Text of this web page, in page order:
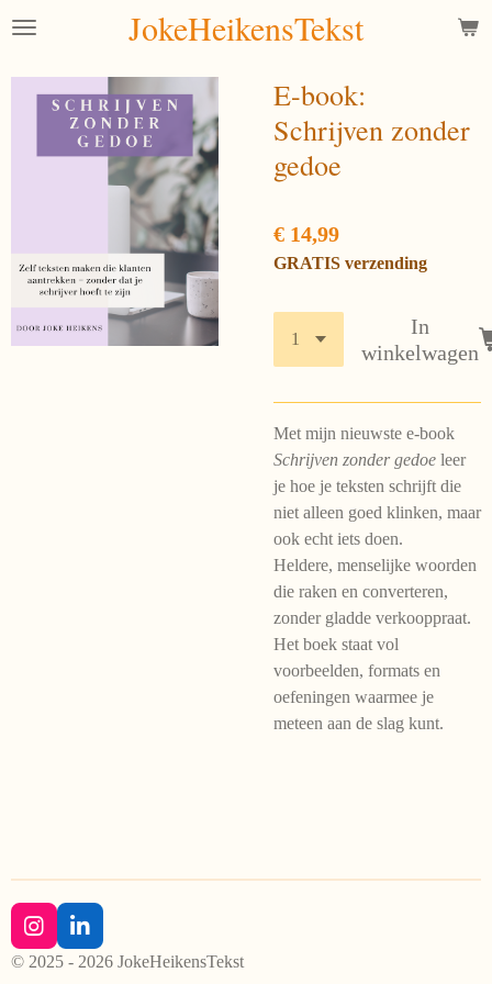
Ga
naar
hoofdinhoud
JokeHeikensTekst
E-book:
Schrijven zonder
gedoe
€ 14,99
GRATIS verzending
In
winkelwagen
Met mijn nieuwste e-book
Schrijven zonder gedoe leer
je hoe je teksten schrijft die
niet alleen goed klinken, maar
ook echt iets doen.
Heldere, menselijke woorden
die raken en converteren,
zonder gladde verkooppraat.
Het boek staat vol
voorbeelden, formats en
oefeningen waarmee je
meteen aan de slag kunt.
I
n
L
i
© 2025 - 2026 JokeHeikensTekst